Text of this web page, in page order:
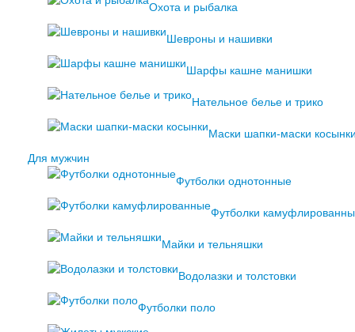
Охота и рыбалка
Шевроны и нашивки
Шарфы кашне манишки
Нательное белье и трико
Маски шапки-маски
Для мужчин
Футболки однотонные
Футболки
Майки и тельняшки
Водолазки и толстовки
Футболки поло